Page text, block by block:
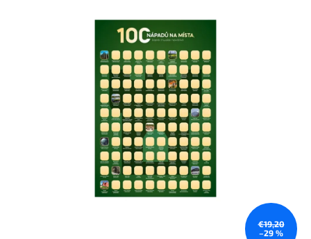
hviezdičiek.
€19,20
–29 %